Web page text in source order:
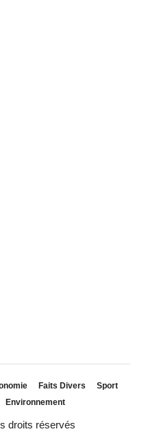
Faits Divers
Sport
Environnement
droits réservés